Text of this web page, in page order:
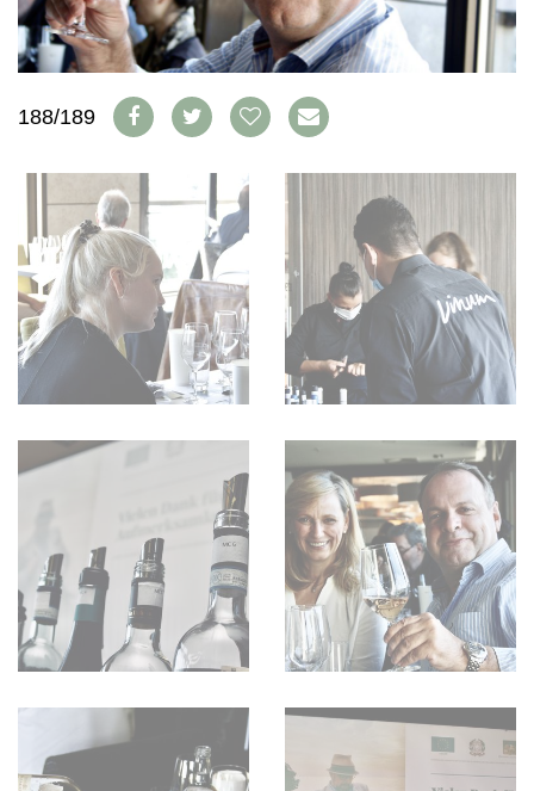
ABO
AUSGABE
VORTEILSWELT
BÜCHER
WEINSZENE
PORTRAITS
VINOPHILES
ARCHIV
ANMELDEN
GEWINNSPIELE
TRINKREIFETABELLE
WEINSUCHE
NEWSLETTER
WINE TRADE CLUB
REDAKTION
JOBS
WERBUNG
IMPRESSUM
188/189